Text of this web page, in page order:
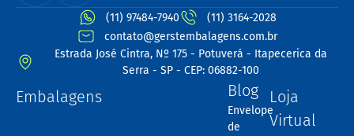
(11) 97484-7940
(11) 3164-2028
contato@gerstembalagens.com.br
Estrada José Cintra, Nº 175 - Potuverá - Itapecerica da
Serra - SP - CEP: 06882-100
Embalagens Blog
Envelope
de
Loja
Virtual